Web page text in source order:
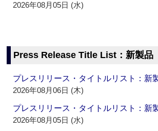
2026年08月05日 (水)
Press Release Title List：新製品
プレスリリース・タイトルリスト：
2026年08月06日 (木)
プレスリリース・タイトルリスト：
2026年08月05日 (水)